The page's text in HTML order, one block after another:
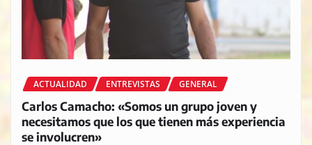
ACTUALIDAD ENTREVISTAS GENERAL
Carlos Camacho: «Somos un grupo joven y
necesitamos que los que tienen más experiencia
se involucren»